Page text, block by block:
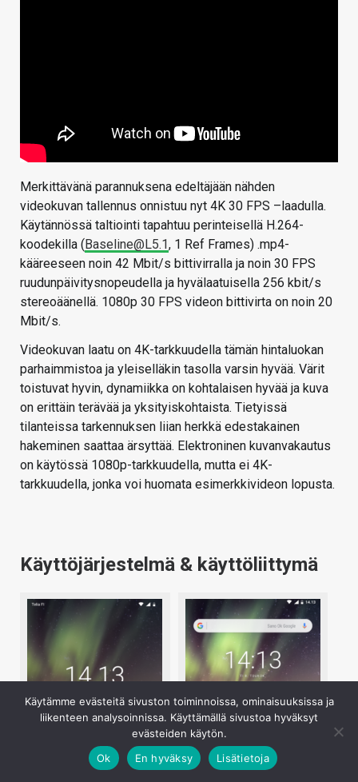
Merkittävänä parannuksena edeltäjään nähden
videokuvan tallennus onnistuu nyt 4K 30 FPS –laadulla.
Käytännössä taltiointi tapahtuu perinteisellä H.264-
koodekilla (Baseline@L5.1, 1 Ref Frames) .mp4-
kääreeseen noin 42 Mbit/s bittivirralla ja noin 30 FPS
ruudunpäivitysnopeudella ja hyvälaatuisella 256 kbit/s
stereoäänellä. 1080p 30 FPS videon bittivirta on noin 20
Mbit/s.
Videokuvan laatu on 4K-tarkkuudella tämän hintaluokan
parhaimmistoa ja yleiselläkin tasolla varsin hyvää. Värit
toistuvat hyvin, dynamiikka on kohtalaisen hyvää ja kuva
on erittäin terävää ja yksityiskohtaista. Tietyissä
tilanteissa tarkennuksen liian herkkä edestakainen
hakeminen saattaa ärsyttää. Elektroninen kuvanvakautus
on käytössä 1080p-tarkkuudella, mutta ei 4K-
tarkkuudella, jonka voi huomata esimerkkivideon lopusta.
Käyttöjärjestelmä & käyttöliittymä
Käytämme evästeitä sivuston toiminnoissa, ominaisuuksissa ja
liikenteen analysoinnissa. Käyttämällä sivustoa hyväksyt
evästeiden käytön.
Ok
En hyväksy Lisätietoja